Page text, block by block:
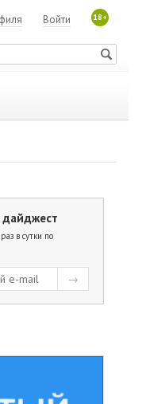
18+
Войти
в сутки по